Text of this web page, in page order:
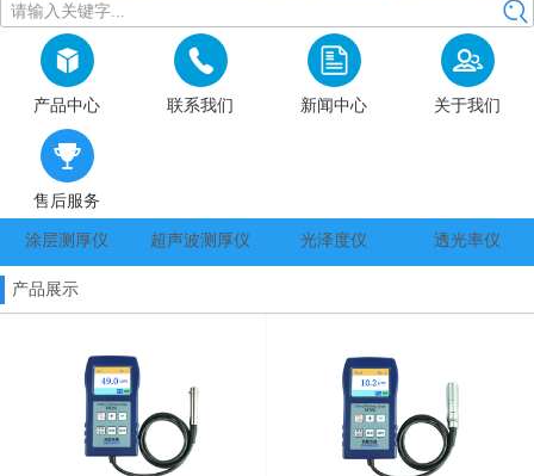
请输入关键字...
产品中心 联系我们 新闻中心 关于我们
售后服务
涂层测厚仪 超声波测厚仪 光泽度仪 透光率仪
产品展示